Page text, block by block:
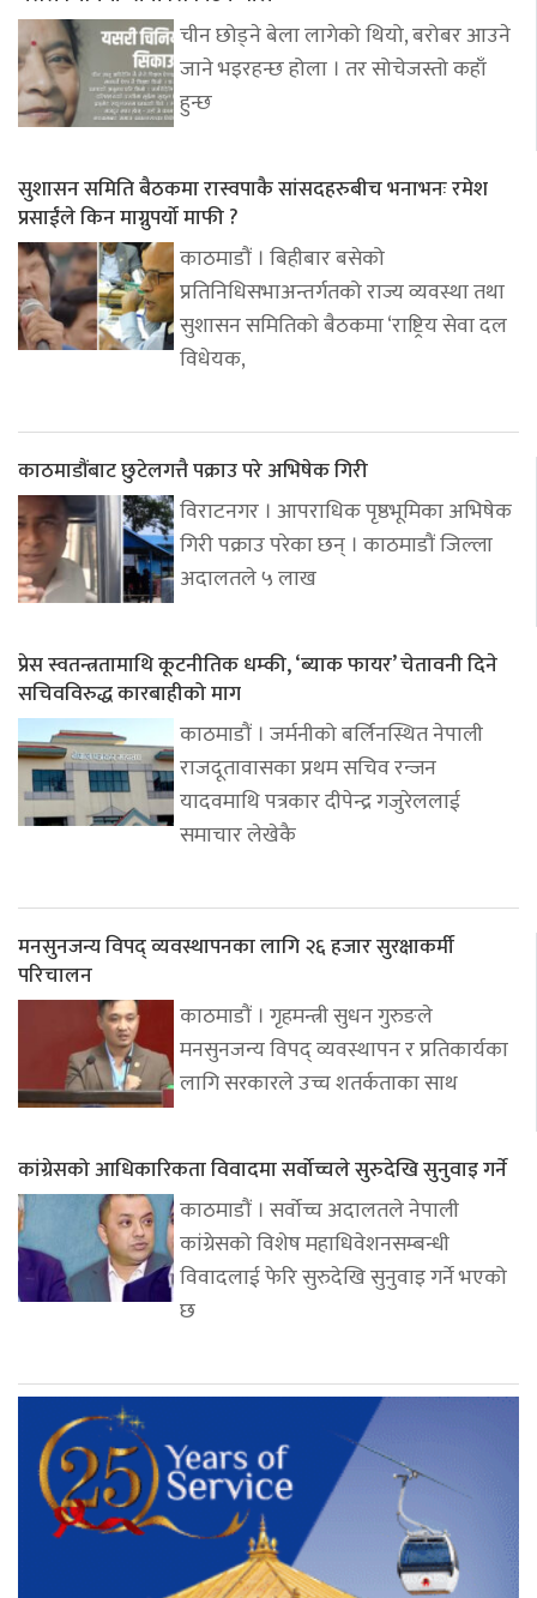
चीन छोड्ने बेला लागेको थियो, बरोबर आउने
जाने भइरहन्छ होला । तर सोचेजस्तो कहाँ
हुन्छ
सुशासन समिति बैठकमा रास्वपाकै सांसदहरुबीच भनाभनः रमेश
प्रसाईंले किन माग्नुपर्यो माफी ?
काठमाडौं । बिहीबार बसेको
प्रतिनिधिसभाअन्तर्गतको राज्य व्यवस्था तथा
सुशासन समितिको बैठकमा ‘राष्ट्रिय सेवा दल
विधेयक,
काठमाडौंबाट छुटेलगत्तै पक्राउ परे अभिषेक गिरी
विराटनगर । आपराधिक पृष्ठभूमिका अभिषेक
गिरी पक्राउ परेका छन् । काठमाडौं जिल्ला
अदालतले ५ लाख
प्रेस स्वतन्त्रतामाथि कूटनीतिक धम्की, ‘ब्याक फायर’ चेतावनी दिने
सचिवविरुद्ध कारबाहीको माग
काठमाडौं । जर्मनीको बर्लिनस्थित नेपाली
राजदूतावासका प्रथम सचिव रन्जन
यादवमाथि पत्रकार दीपेन्द्र गजुरेललाई
समाचार लेखेकै
मनसुनजन्य विपद् व्यवस्थापनका लागि २६ हजार सुरक्षाकर्मी
परिचालन
काठमाडौं । गृहमन्त्री सुधन गुरुङले
मनसुनजन्य विपद् व्यवस्थापन र प्रतिकार्यका
लागि सरकारले उच्च शतर्कताका साथ
कांग्रेसको आधिकारिकता विवादमा सर्वोच्चले सुरुदेखि सुनुवाइ गर्ने
काठमाडौं । सर्वोच्च अदालतले नेपाली
कांग्रेसको विशेष महाधिवेशनसम्बन्धी
विवादलाई फेरि सुरुदेखि सुनुवाइ गर्ने भएको
छ